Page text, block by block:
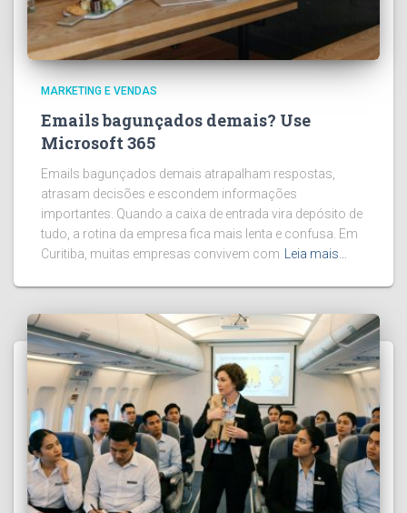
MARKETING E VENDAS
Emails bagunçados demais? Use
Microsoft 365
Emails bagunçados demais atrapalham respostas,
atrasam decisões e escondem informações
importantes. Quando a caixa de entrada vira depósito de
tudo, a rotina da empresa fica mais lenta e confusa. Em
Curitiba, muitas empresas convivem com
Leia mais…